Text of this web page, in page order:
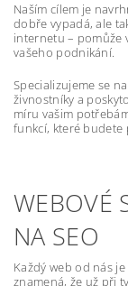
Naším cílem je
dobře vypadá, ale
internetu – pomůže
vašeho podnikání.
Specializujeme se
živnostníky a
míru vašim
funkcí, které
WEBOVÉ
NA SEO
Každý web od nás je
znamená, že už při